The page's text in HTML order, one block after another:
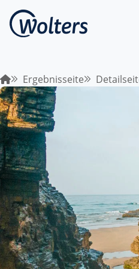
Ergebnisseite